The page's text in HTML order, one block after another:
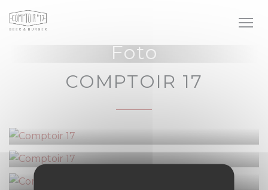
Personalizzazione delle tue scelte sui cookie
Foto
COMPTOIR 17